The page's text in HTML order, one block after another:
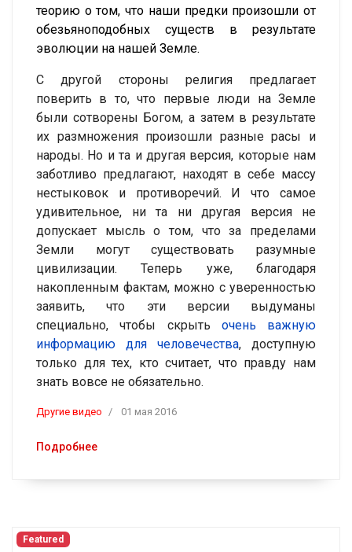
теорию о том, что наши предки произошли от
обезьяноподобных существ в результате
эволюции на нашей Земле.
С другой стороны религия предлагает
поверить в то, что первые люди на Земле
были сотворены Богом, а затем в результате
их размножения произошли разные расы и
народы. Но и та и другая версия, которые нам
заботливо предлагают, находят в себе массу
нестыковок и противоречий. И что самое
удивительное, ни та ни другая версия не
допускает мысль о том, что за пределами
Земли могут существовать разумные
цивилизации. Теперь уже, благодаря
накопленным фактам, можно с уверенностью
заявить, что эти версии выдуманы
специально, чтобы скрыть очень важную
информацию для человечества, доступную
только для тех, кто считает, что правду нам
знать вовсе не обязательно.
Другие видео 01 мая 2016
Подробнее
Featured